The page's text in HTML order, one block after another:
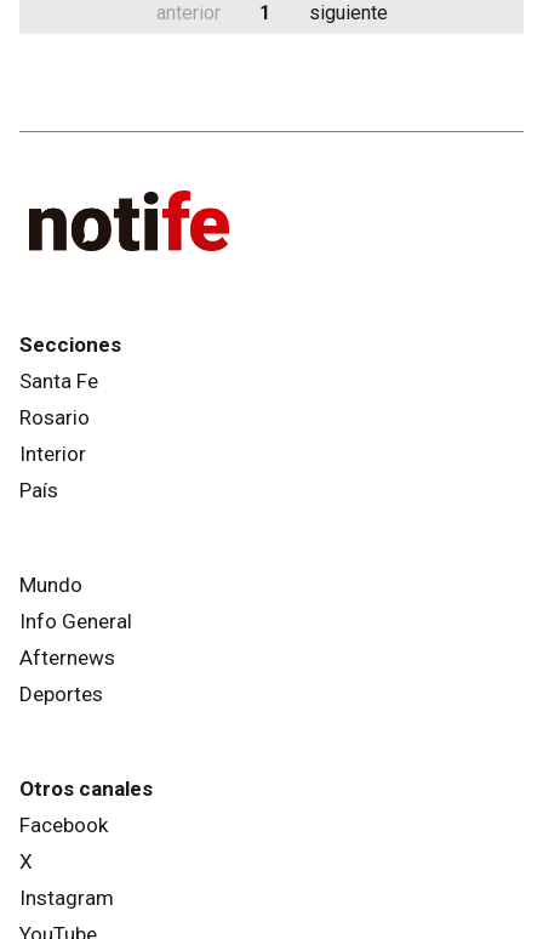
anterior 1 siguiente
Secciones
Santa Fe
Rosario
Interior
País
Mundo
Info General
Afternews
Deportes
Otros canales
Facebook
X
Instagram
YouTube